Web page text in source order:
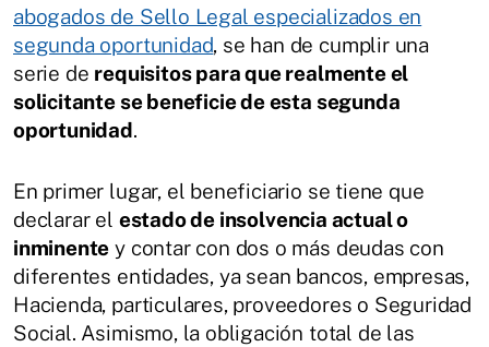
abogados de Sello Legal especializados en
segunda oportunidad, se han de cumplir una
serie de requisitos para que realmente el
solicitante se beneficie de esta segunda
oportunidad.
En primer lugar, el beneficiario se tiene que
declarar el estado de insolvencia actual o
inminente y contar con dos o más deudas con
diferentes entidades, ya sean bancos, empresas,
Hacienda, particulares, proveedores o Seguridad
Social. Asimismo, la obligación total de las